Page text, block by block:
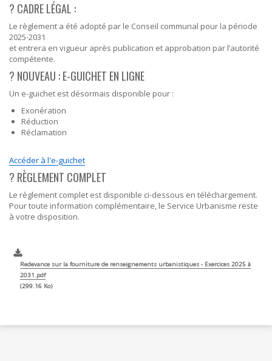
? CADRE LÉGAL :
Le règlement a été adopté par le Conseil communal pour la période
2025-2031
et entrera en vigueur après publication et approbation par l’autorité
compétente.
?️ NOUVEAU : E-GUICHET EN LIGNE
Un e-guichet est désormais disponible pour :
Exonération
Réduction
Réclamation
Accéder à l'e-guichet
? RÈGLEMENT COMPLET
Le règlement complet est disponible ci-dessous en téléchargement.
Pour toute information complémentaire, le Service Urbanisme reste
à votre disposition.
Redevance sur la fourniture de renseignements urbanistiques - Exercices 2025 à
2031.pdf
299.16 Ko